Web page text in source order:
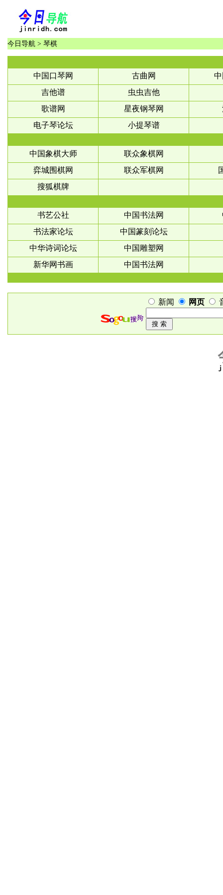
今日导航 > 琴棋
中国口琴网 古曲网
吉他谱
虫虫吉他
歌谱网
星夜钢琴网
电子琴论坛
小提琴谱
中国象棋大师
联众象棋网
弈城围棋网
联众军棋网
搜狐棋牌
书艺公社 中国书法网
书法家论坛
中国篆刻论坛
中华诗词论坛
中国雕塑网
新华网书画
中国书法网
新闻 网页